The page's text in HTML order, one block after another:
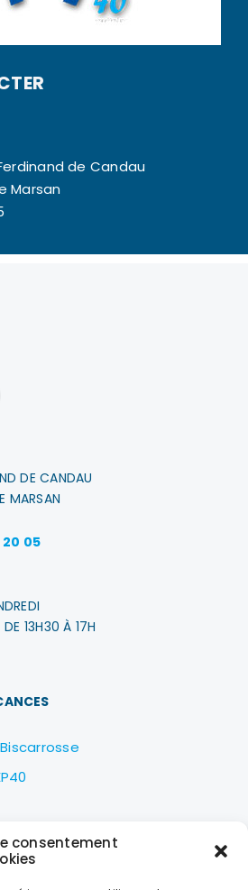
consentement
de Candau
Marsan
DE CANDAU
MARSAN
05
13H30 À 17H
Jean Udaquiola